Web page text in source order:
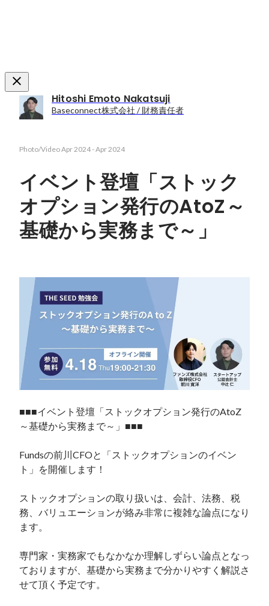
Hitoshi Emoto Nakatsuji
Baseconnect株式会社 / 財務責任者
Photo/VideoApr 2024-Apr 2024
イベント登壇「ストック
オプション発行のAtoZ～
基礎から実務まで～」
■■■イベント登壇「ストックオプション発行のAtoZ
～基礎から実務まで～」■■■
Fundsの前川CFOと「ストックオプションのイベン
ト」を開催します！
ストックオプションの取り扱いは、会計、法務、税
務、バリュエーションが絡み非常に複雑な論点になり
ます。
専門家・実務家でもなかなか理解しずらい論点となっ
ておりますが、基礎から実務まで分かりやすく解説さ
せて頂く予定です。